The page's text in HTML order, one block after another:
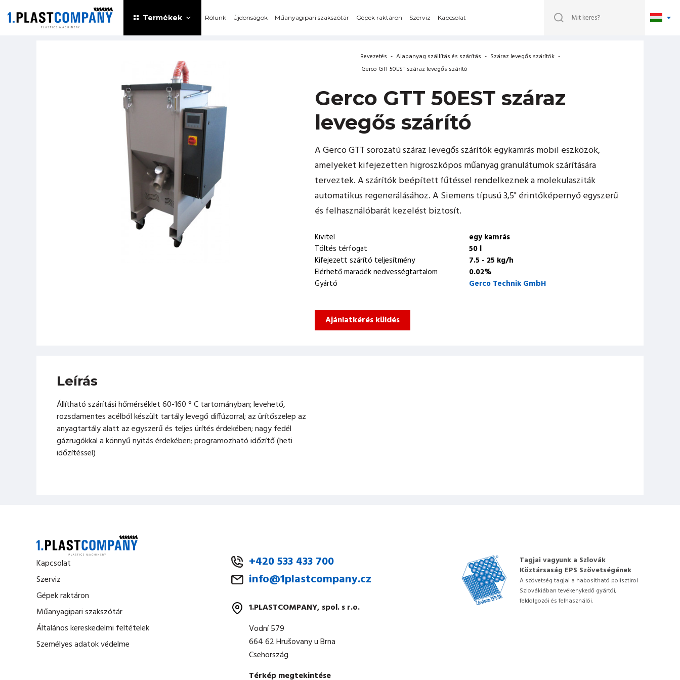
Termékek Rólunk Újdonságok Műanyagipari szakszótár Gépek raktáron Szerviz Kapcsolat
Bevezetés - Alapanyag szállítás és szárítás - Száraz levegős szárítók -
Gerco GTT 50EST száraz levegős szárító
Gerco GTT 50EST száraz
levegős szárító
A Gerco GTT sorozatú száraz levegős szárítók egykamrás mobil eszközök,
amelyeket kifejezetten higroszkópos műanyag granulátumok szárítására
terveztek. A szárítók beépített fűtéssel rendelkeznek a molekulasziták
automatikus regenerálásához. A Siemens típusú 3,5" érintőképernyő egyszerű
és felhasználóbarát kezelést biztosít.
Kivitel
egy kamrás
Töltés térfogat
50 l
Kifejezett szárító teljesítmény
7.5 - 25 kg/h
Elérhető maradék nedvességtartalom
0.02%
Gyártó
Gerco Technik GmbH
Ajánlatkérés küldés
Leírás
Állítható szárítási hőmérséklet 60-160 ° C tartományban; levehető,
rozsdamentes acélból készült tartály levegő diffúzorral; az ürítőszelep az
anyagtartály alatt az egyszerű és teljes ürítés érdekében; nagy fedél
gázrugókkal a könnyű nyitás érdekében; programozható időzítő (heti
időzítéssel)
Kapcsolat
Szerviz
Gépek raktáron
Műanyagipari szakszótár
Általános kereskedelmi feltételek
Személyes adatok védelme
+420 533 433 700
info@1plastcompany.cz
1.PLASTCOMPANY, spol. s r.o.
Vodní 579
664 62 Hrušovany u Brna
Csehország
Térkép megtekintése
Tagjai vagyunk a Szlovák
Köztársaság EPS Szövetségének
A szövetség tagjai a habosítható polisztirol
Szlovákiában tevékenykedő gyártói,
feldolgozói és felhasználói.